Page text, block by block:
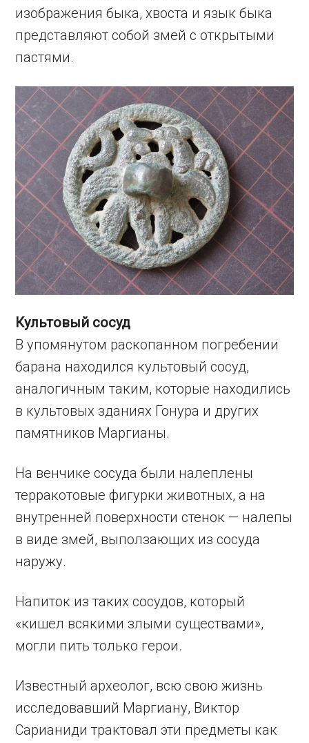
изображения быка, хвоста и язык быка
представляют собой змей с открытыми
пастями.
Культовый сосуд
В упомянутом раскопанном погребении
барана находился культовый сосуд,
аналогичным таким, которые находились
в культовых зданиях Гонура и других
памятников Маргианы.
На венчике сосуда были налеплены
терракотовые фигурки животных, а на
внутренней поверхности стенок — налепы
в виде змей, выползающих из сосуда
наружу.
Напиток из таких сосудов, который
«кишел всякими злыми существами»,
могли пить только герои.
Известный археолог, всю свою жизнь
исследовавший Маргиану, Виктор
Сарианиди трактовал эти предметы как